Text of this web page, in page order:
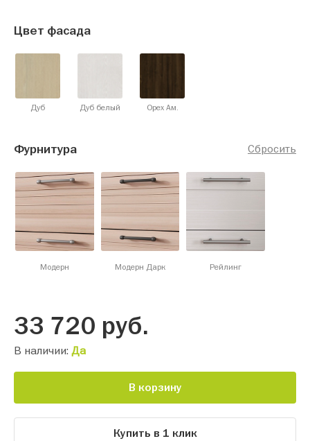
Цвет фасада
Дуб Дуб белый Орех Ам.
Сбросить
Фурнитура
Модерн Модерн Дарк Рейлинг
33 720 руб.
В наличии: Да
В корзину
Купить в 1 клик